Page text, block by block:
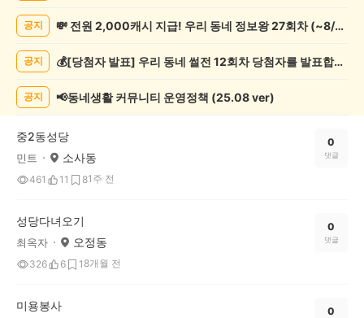
교/
목
공지 💸 전원 2,000캐시 지급! 우리 동네 정보왕 27회차 (~8/10)
공지 💰[당첨자 발표] 우리 동네 썰전 12회차 당첨자를 발표합니다!
공지 📢동네생활 커뮤니티 운영정책 (25.08 ver)
중2동성당
민트 소사동
461 11 81주 전
0
댓글
성당다녀오기
최옥자 오정동
326 6 1 8개월 전
0
댓글
미용봉사 0